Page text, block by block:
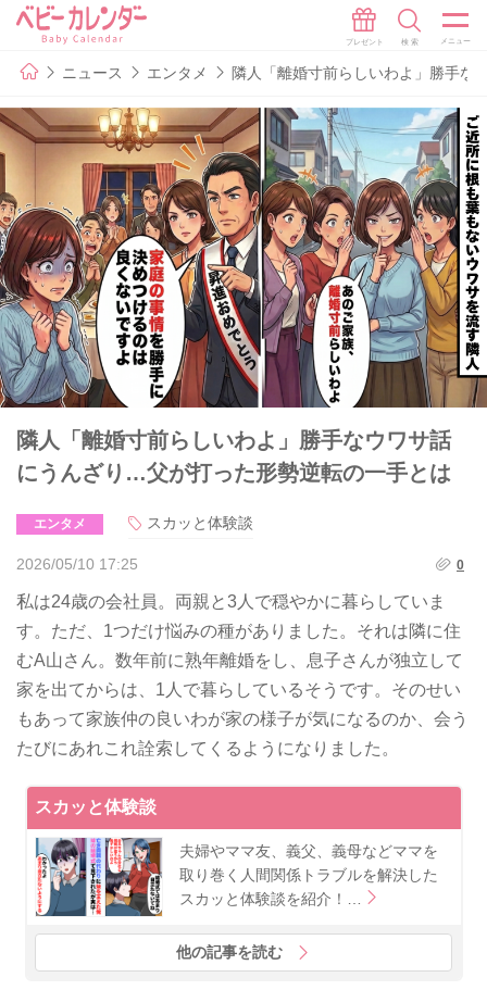
ニュース エンタメ 隣人「離婚寸前らしいわよ」勝手
隣人「離婚寸前らしいわよ」勝手なウワサ話
にうんざり…父が打った形勢逆転の一手とは
エンタメ スカッと体験談
2026/05/10 17:25 0
私は24歳の会社員。両親と3人で穏やかに暮らしていま
す。ただ、1つだけ悩みの種がありました。それは隣に住
むA山さん。数年前に熟年離婚をし、息子さんが独立して
家を出てからは、1人で暮らしているそうです。そのせい
もあって家族仲の良いわが家の様子が気になるのか、会う
たびにあれこれ詮索してくるようになりました。
スカッと体験談
夫婦やママ友、義父、義母などママを
取り巻く人間関係トラブルを解決した
スカッと体験談を紹介！…
他の記事を読む